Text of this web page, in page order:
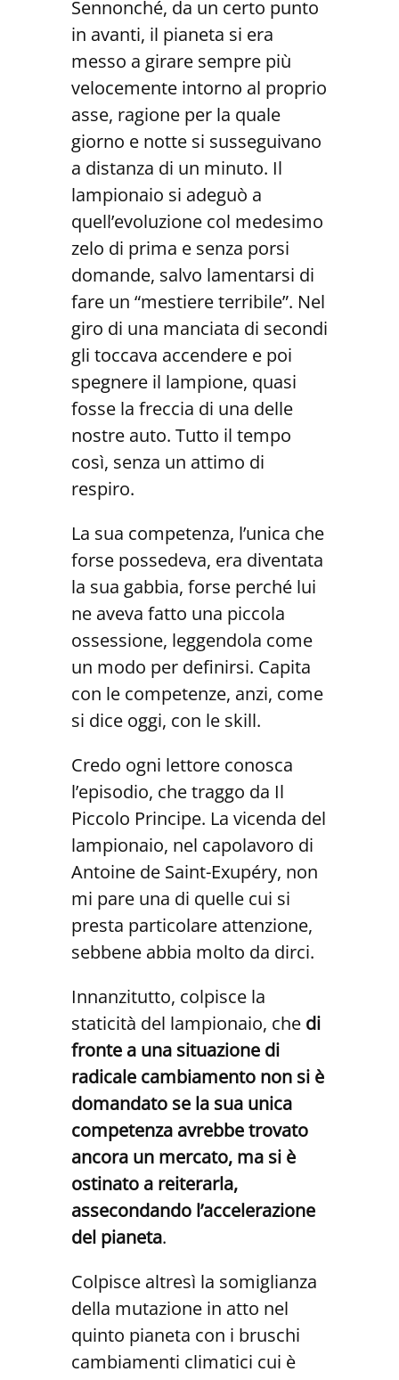
Sennonché, da un certo punto
in avanti, il pianeta si era
messo a girare sempre più
velocemente intorno al proprio
asse, ragione per la quale
giorno e notte si susseguivano
a distanza di un minuto. Il
lampionaio si adeguò a
quell’evoluzione col medesimo
zelo di prima e senza porsi
domande, salvo lamentarsi di
fare un “mestiere terribile”. Nel
giro di una manciata di secondi
gli toccava accendere e poi
spegnere il lampione, quasi
fosse la freccia di una delle
nostre auto. Tutto il tempo
così, senza un attimo di
respiro.
La sua competenza, l’unica che
forse possedeva, era diventata
la sua gabbia, forse perché lui
ne aveva fatto una piccola
ossessione, leggendola come
un modo per definirsi. Capita
con le competenze, anzi, come
si dice oggi, con le skill.
Credo ogni lettore conosca
l’episodio, che traggo da Il
Piccolo Principe. La vicenda del
lampionaio, nel capolavoro di
Antoine de Saint-Exupéry, non
mi pare una di quelle cui si
presta particolare attenzione,
sebbene abbia molto da dirci.
Innanzitutto, colpisce la
staticità del lampionaio, che di
fronte a una situazione di
radicale cambiamento non si è
domandato se la sua unica
competenza avrebbe trovato
ancora un mercato, ma si è
ostinato a reiterarla,
assecondando l’accelerazione
del pianeta.
Colpisce altresì la somiglianza
della mutazione in atto nel
quinto pianeta con i bruschi
cambiamenti climatici cui è